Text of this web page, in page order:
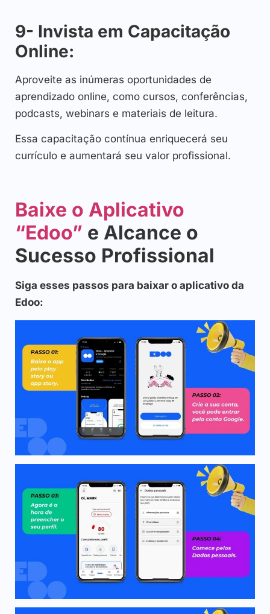
9- Invista em Capacitação
Online:
Aproveite as inúmeras oportunidades de
aprendizado online, como cursos, conferências,
podcasts, webinars e materiais de leitura.
Essa capacitação contínua enriquecerá seu
currículo e aumentará seu valor profissional.
Baixe o Aplicativo
“Edoo” e Alcance o
Sucesso Profissional
Siga esses passos para baixar o aplicativo da
Edoo: